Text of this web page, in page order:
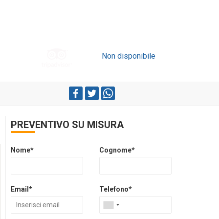
Non disponibile
PREVENTIVO SU MISURA
Nome* Cognome*
Email* Telefono*